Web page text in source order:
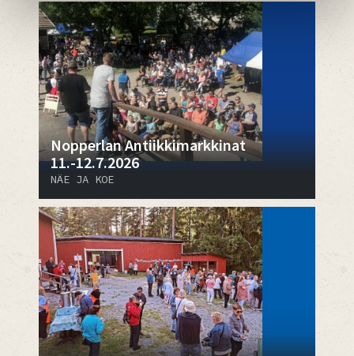
Nopperlan Antiikkimarkkinat
11.-12.7.2026
NÄE JA KOE